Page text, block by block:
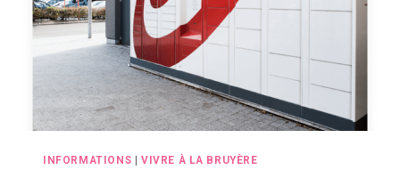
INFORMATIONS | VIVRE À LA BRUYÈRE